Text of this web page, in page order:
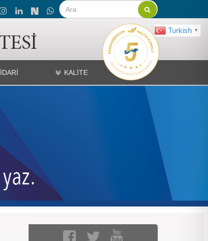
Turkish ▼
İDARİ KALİTE